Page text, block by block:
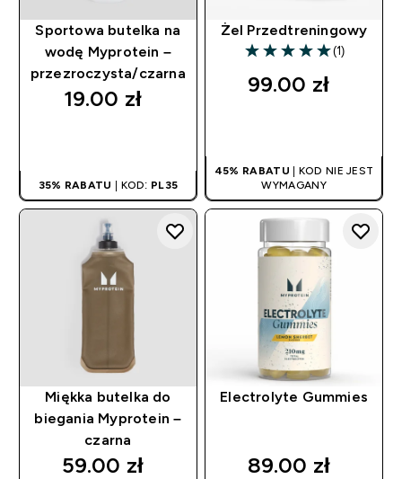
Sportowa butelka na
wodę Myprotein –
przezroczysta/czarna
19.00 zł‎
35% RABATU | KOD: PL35
Żel Przedtreningowy
5 out of 5 stars
(1)
99.00 zł‎
45% RABATU | KOD NIE JEST
WYMAGANY
Miękka butelka do
biegania Myprotein –
czarna
59.00 zł‎
Electrolyte Gummies
89.00 zł‎